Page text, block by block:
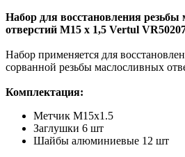
Набор для восстановления
отверстий M15 x 1,5 Vertul
Набор применяется для
сорванной резьбы маслосливных
Комплектация:
Метчик M15x1.5
Заглушки 6 шт
Шайбы алюминиевые 12 шт